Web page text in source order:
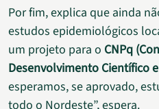
Por fim, explica que ainda
estudos epidemiológicos
um projeto para o CNPq
Desenvolvimento Científico
esperamos, se aprovado,
todo o Nordeste”, espera.